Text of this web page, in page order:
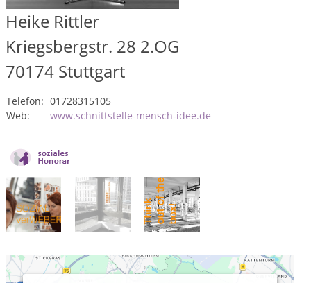
Heike Rittler
Kriegsbergstr. 28 2.OG
70174 Stuttgart
Telefon: 01728315105
Web:
www.schnittstelle-mensch-idee.de